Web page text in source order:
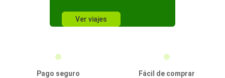
Ver viajes
Pago seguro
Fácil de comprar